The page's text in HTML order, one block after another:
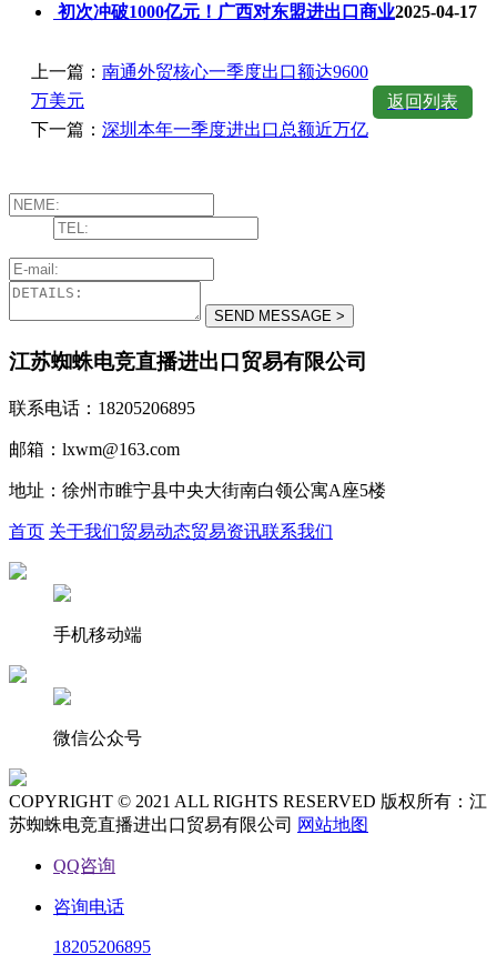
初次冲破1000亿元！广西对东盟进出口商业2025-04-17
上一篇： 南通外贸核心一季度出口额达9600
万美元
下一篇： 深圳本年一季度进出口总额近万亿
返回列表
江苏蜘蛛电竞直播进出口贸易有限公司
联系电话：18205206895
邮箱：lxwm@163.com
地址：徐州市睢宁县中央大街南白领公寓A座5楼
首页 关于我们贸易动态贸易资讯联系我们
手机移动端
微信公众号
COPYRIGHT © 2021 ALL RIGHTS RESERVED 版权所有：江
苏蜘蛛电竞直播进出口贸易有限公司 网站地图
QQ咨询
咨询电话
18205206895